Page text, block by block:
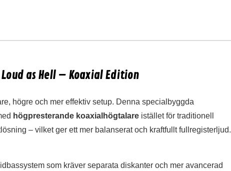
Loud as Hell – Koaxial Edition
högre och mer effektiv setup. Denna specialbyggda
högpresterande koaxialhögtalare istället för traditionell
– vilket ger ett mer balanserat och kraftfullt fullregisterljud.
som kräver separata diskanter och mer avancerad